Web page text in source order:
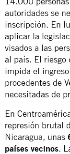
autoridades se
inscripción. En
aplicar la
visados a las
al país. El riesgo
impida el
procedentes de
necesitadas de
En
represión brutal
Nicaragua, unas
países vecinos.